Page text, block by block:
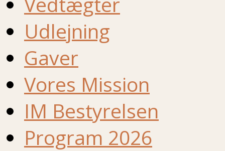
Udlejning
Gaver
Vores Mission
IM Bestyrelsen
Program 2026